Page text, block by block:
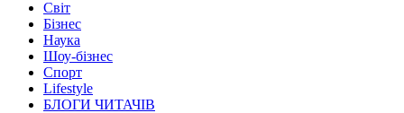
Світ
Бізнес
Наука
Шоу-бізнес
Спорт
Lifestyle
БЛОГИ ЧИТАЧІВ